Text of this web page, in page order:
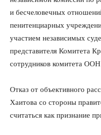
и бесчеловечных
пенитенциарных
участием независимых
представителя Комитета
сотрудников комитета
Отказ от объективного
Хаитова со стороны
считаться как признание